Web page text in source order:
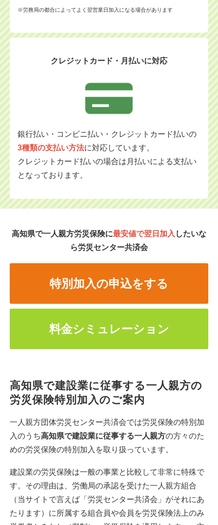
※労務局の都合によってよく翌営業日加入になる場合があります
クレジットカード・月払いに対応
銀行払い・コンビニ払い・クレジットカード払いの
3種類の支払い方法に対応しています。
クレジットカード払いの場合は月払いによる支払い
となっております。
高知県で一人親方労災保険に最安値で翌日加入 したいな
ら労災センター共済会
特別加入の申込をする
料金シミュレーション
高知県で建設業に従事する一人親方の
労災保険特別加入のご案内
一人親方団体労災センター共済会では労災保険の特別加
入のうち高知県で建設業に従事する一人親方の方々のた
めの労災保険の特別加入を取り扱っています。
建設業の労災保険は一般の事業と比較して非常に特殊で
す。その理由は、労働局の承認を受けた一人親方組合
（当サイトで言えば「労災センター共済会」がそれにあ
たります）に所属する組合員や会員を労災保険法上のみ